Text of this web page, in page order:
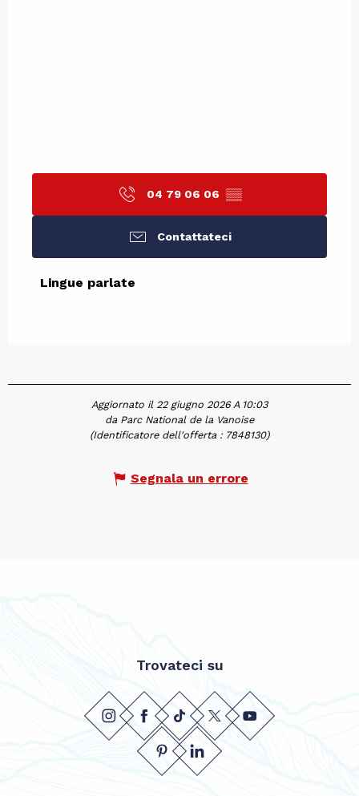
04 79 06 06 ▒▒
Contattateci
Lingue parlate
Lingue parlate
Aggiornato il 22 giugno 2026 A 10:03
da Parc National de la Vanoise
(Identificatore dell'offerta : 7848130)
Segnala un errore
Trovateci su